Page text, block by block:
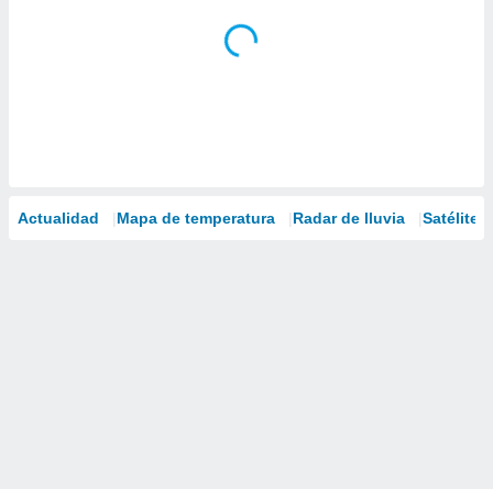
Actualidad Mapa de temperatura Radar de lluvia Satélites